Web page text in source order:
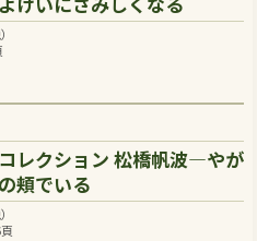
レクション 松橋帆波―やが
頬でいる